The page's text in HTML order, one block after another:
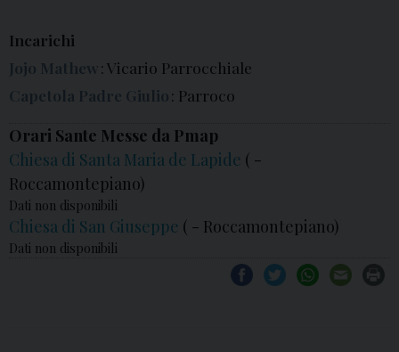
Incarichi
Jojo Mathew: Vicario Parrocchiale
Capetola Padre Giulio: Parroco
Orari Sante Messe da Pmap
Chiesa di Santa Maria de Lapide ( -
Roccamontepiano)
Dati non disponibili
Chiesa di San Giuseppe ( - Roccamontepiano)
Dati non disponibili